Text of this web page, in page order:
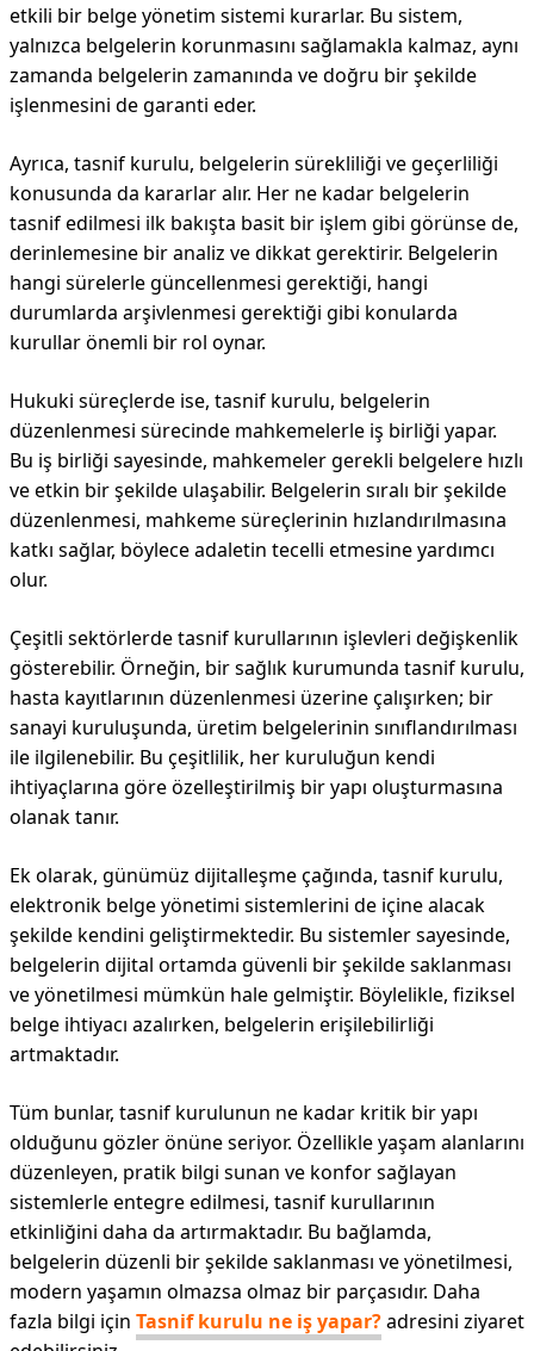
etkili bir belge yönetim sistemi kurarlar. Bu sistem,
yalnızca belgelerin korunmasını sağlamakla kalmaz, aynı
zamanda belgelerin zamanında ve doğru bir şekilde
işlenmesini de garanti eder.
Ayrıca, tasnif kurulu, belgelerin sürekliliği ve geçerliliği
konusunda da kararlar alır. Her ne kadar belgelerin
tasnif edilmesi ilk bakışta basit bir işlem gibi görünse de,
derinlemesine bir analiz ve dikkat gerektirir. Belgelerin
hangi sürelerle güncellenmesi gerektiği, hangi
durumlarda arşivlenmesi gerektiği gibi konularda
kurullar önemli bir rol oynar.
Hukuki süreçlerde ise, tasnif kurulu, belgelerin
düzenlenmesi sürecinde mahkemelerle iş birliği yapar.
Bu iş birliği sayesinde, mahkemeler gerekli belgelere hızlı
ve etkin bir şekilde ulaşabilir. Belgelerin sıralı bir şekilde
düzenlenmesi, mahkeme süreçlerinin hızlandırılmasına
katkı sağlar, böylece adaletin tecelli etmesine yardımcı
olur.
Çeşitli sektörlerde tasnif kurullarının işlevleri değişkenlik
gösterebilir. Örneğin, bir sağlık kurumunda tasnif kurulu,
hasta kayıtlarının düzenlenmesi üzerine çalışırken; bir
sanayi kuruluşunda, üretim belgelerinin sınıflandırılması
ile ilgilenebilir. Bu çeşitlilik, her kuruluğun kendi
ihtiyaçlarına göre özelleştirilmiş bir yapı oluşturmasına
olanak tanır.
Ek olarak, günümüz dijitalleşme çağında, tasnif kurulu,
elektronik belge yönetimi sistemlerini de içine alacak
şekilde kendini geliştirmektedir. Bu sistemler sayesinde,
belgelerin dijital ortamda güvenli bir şekilde saklanması
ve yönetilmesi mümkün hale gelmiştir. Böylelikle, fiziksel
belge ihtiyacı azalırken, belgelerin erişilebilirliği
artmaktadır.
Tüm bunlar, tasnif kurulunun ne kadar kritik bir yapı
olduğunu gözler önüne seriyor. Özellikle yaşam alanlarını
düzenleyen, pratik bilgi sunan ve konfor sağlayan
sistemlerle entegre edilmesi, tasnif kurullarının
etkinliğini daha da artırmaktadır. Bu bağlamda,
belgelerin düzenli bir şekilde saklanması ve yönetilmesi,
modern yaşamın olmazsa olmaz bir parçasıdır. Daha
fazla bilgi için Tasnif kurulu ne iş yapar?adresini ziyaret